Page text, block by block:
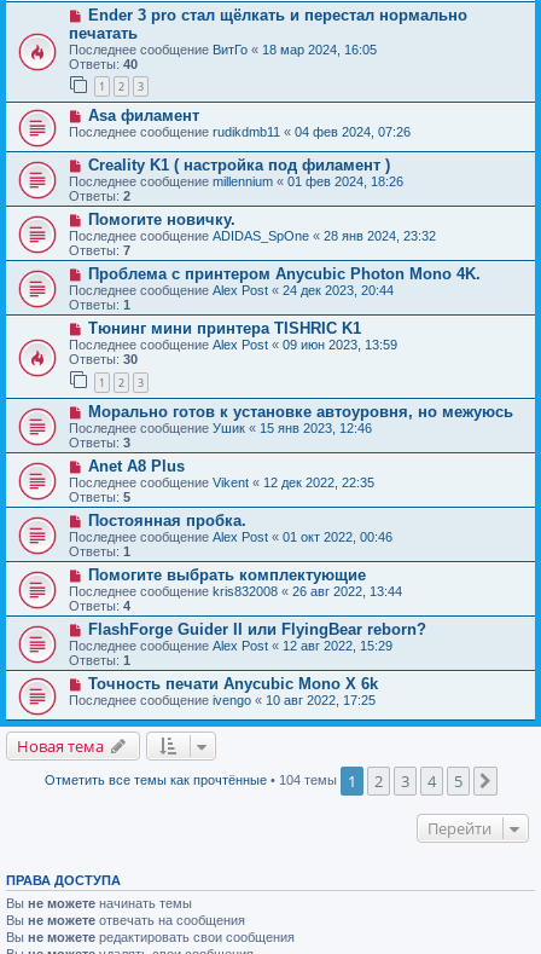
Ender 3 pro стал щëлкать и перестал нормально
печатать
Последнее сообщение ВитГо « 18 мар 2024, 16:05
Ответы: 40
1 2 3
Asa филамент
Последнее сообщение rudikdmb11 « 04 фев 2024, 07:26
Creality K1 ( настройка под филамент )
Последнее сообщение millennium « 01 фев 2024, 18:26
Ответы: 2
Помогите новичку.
Последнее сообщение ADIDAS_SpOne « 28 янв 2024, 23:32
Ответы: 7
Проблема с принтером Anycubic Photon Mono 4K.
Последнее сообщение Alex Post « 24 дек 2023, 20:44
Ответы: 1
Тюнинг мини принтера TISHRIC K1
Последнее сообщение Alex Post « 09 июн 2023, 13:59
Ответы: 30
1 2 3
Морально готов к установке автоуровня, но межуюсь
Последнее сообщение Ушик « 15 янв 2023, 12:46
Ответы: 3
Anet A8 Plus
Последнее сообщение Vikent « 12 дек 2022, 22:35
Ответы: 5
Постоянная пробка.
Последнее сообщение Alex Post « 01 окт 2022, 00:46
Ответы: 1
Помогите выбрать комплектующие
Последнее сообщение kris832008 « 26 авг 2022, 13:44
Ответы: 4
FlashForge Guider II или FlyingBear reborn?
Последнее сообщение Alex Post « 12 авг 2022, 15:29
Ответы: 1
Точность печати Anycubic Mono X 6k
Последнее сообщение ivengo « 10 авг 2022, 17:25
Новая тема
Отметить все темы как прочтённые• 104 темы 1 2 3 4 5
Перейти
ПРАВА ДОСТУПА
Вы не можете начинать темы
Вы не можете отвечать на сообщения
Вы не можете редактировать свои сообщения